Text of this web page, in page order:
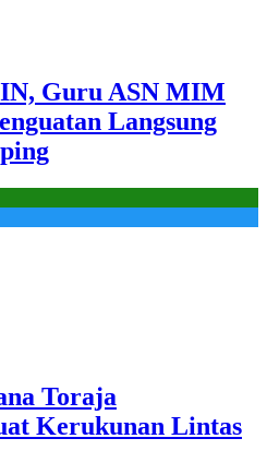
Guru ASN MIM
Langsung
Toraja
Kerukunan Lintas